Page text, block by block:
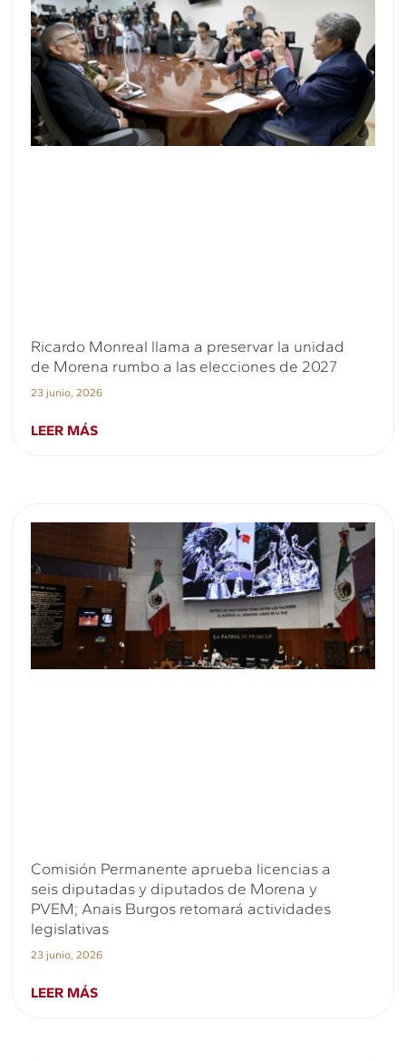
Ricardo Monreal llama a preservar la unidad
de Morena rumbo a las elecciones de 2027
23 junio, 2026
LEER MÁS
Comisión Permanente aprueba licencias a
seis diputadas y diputados de Morena y
PVEM; Anais Burgos retomará actividades
legislativas
23 junio, 2026
LEER MÁS